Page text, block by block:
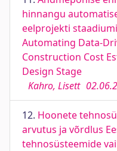
hinnangu
eelprojekti
Automating Data-
Construction Cost
Design Stage
Kahro, Lisett
12. Hoonete
arvutus ja võrdlus
tehnosüsteemide